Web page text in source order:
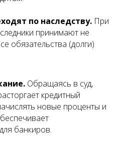
по наследству. При
принимают не
обязательства (долги)
Обращаясь в суд,
кредитный
новые проценты и
банкиров.